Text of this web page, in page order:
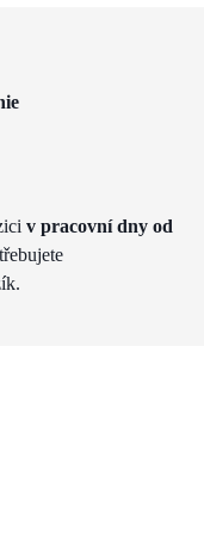
v pracovní dny od